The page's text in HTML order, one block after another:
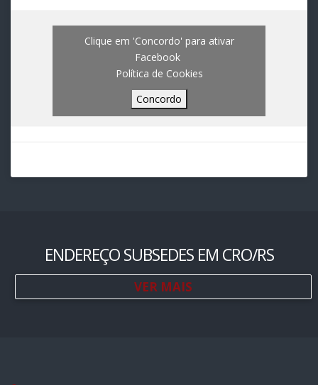
Clique em 'Concordo' para ativar
Facebook
Política de Cookies
Concordo
ENDEREÇO SUBSEDES EM CRO/RS
VER MAIS